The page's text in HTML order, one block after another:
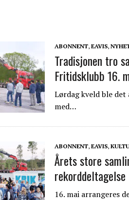
ABONNENT, EAVIS,
Tradisjonen tro
Fritidsklubb 16.
Lørdag kveld ble
med…
ABONNENT, EAVIS,
Årets store
rekorddeltagelse
16. mai arrangeres